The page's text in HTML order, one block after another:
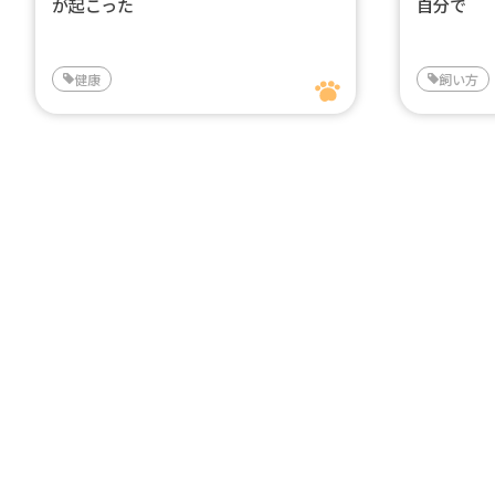
が起こった
健康
自分で
飼い方